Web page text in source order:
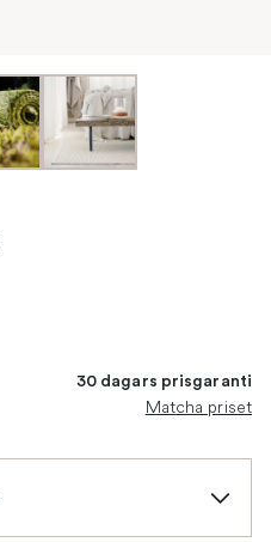
30 dagars prisgaranti
Matcha priset